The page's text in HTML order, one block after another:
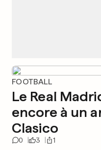
FOOTBALL
Le Real
encore à un
Clasico
0 3 1